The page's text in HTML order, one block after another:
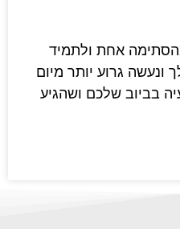
אחת ולתמיד
ונעשה גרוע יותר מיום
בביוב שלכם ושהגיע